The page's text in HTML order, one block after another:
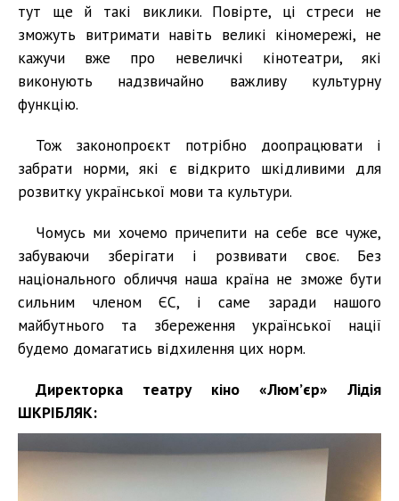
тут ще й такі виклики. Повірте, ці стреси не
зможуть витримати навіть великі кіномережі, не
кажучи вже про невеличкі кінотеатри, які
виконують надзвичайно важливу культурну
функцію.
Тож законопроєкт потрібно доопрацювати і
забрати норми, які є відкрито шкідливими для
розвитку української мови та культури.
Чомусь ми хочемо причепити на себе все чуже,
забуваючи зберігати і розвивати своє. Без
національного обличчя наша країна не зможе бути
сильним членом ЄС, і саме заради нашого
майбутнього та збереження української нації
будемо домагатись відхилення цих норм.
Директорка театру кіно «Люм’єр» Лідія
ШКРІБЛЯК: